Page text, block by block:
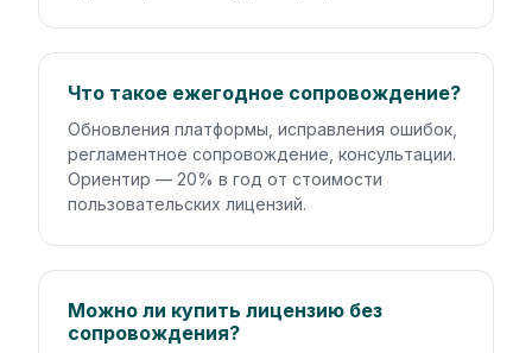
Что такое ежегодное сопровождение?
Обновления платформы, исправления ошибок,
регламентное сопровождение, консультации.
Ориентир — 20% в год от стоимости
пользовательских лицензий.
Можно ли купить лицензию без
сопровождения?